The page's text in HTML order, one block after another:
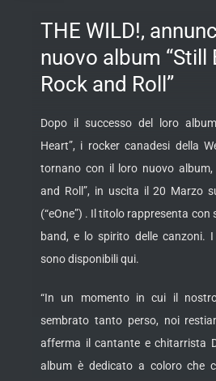
THE WILD!,
nuovo album “Still
Rock and Roll”
Dopo il successo del loro
Heart”, i rocker canadesi della
tornano con il loro nuovo album,
and Roll”, in uscita il 20 Marzo
(“eOne”) . Il titolo rappresenta con
band, e lo spirito delle canzoni. I
sono disponibili qui.
“In un momento in cui il
sembrato tanto perso, noi
afferma il cantante e chitarrista
album è dedicato a coloro che